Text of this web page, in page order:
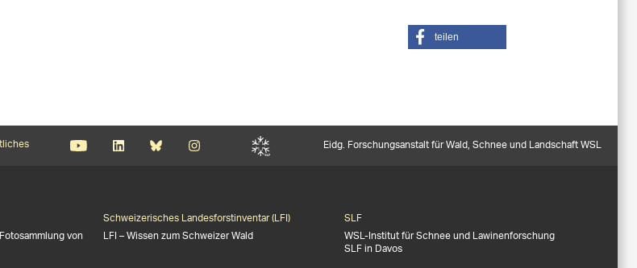
teilen
Eidg. Forschungsanstalt für Wald, Schnee und Landschaft WSL
von
Schweizerisches Landesforstinventar (LFI)
LFI – Wissen zum Schweizer Wald
SLF
WSL-Institut für Schnee und Lawinenforschung
SLF in Davos